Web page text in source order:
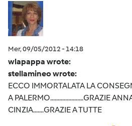
Mer, 09/05/2012 - 14:18
wlapappa wrote:
stellamineo wrote:
ECCO IMMORTALATA LA
A PALERMO......................GRAZIE
CINZIA.......GRAZIE A TUTTE